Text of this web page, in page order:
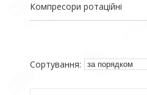
Компресори ротаційні